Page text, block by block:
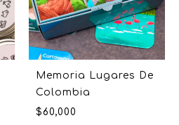
Memoria Lugares De
Colombia
$60,000